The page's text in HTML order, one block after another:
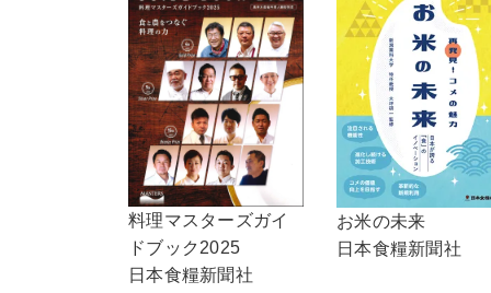
料理マスターズガイ
ドブック2025
日本食糧新聞社
お米の未来
日本食糧新聞社